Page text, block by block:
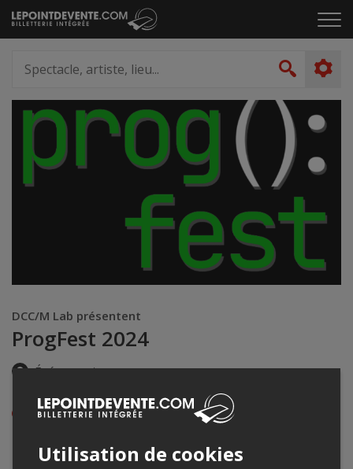
Passer
au
le
artiste,
lieu...
DCC/M Lab présentent
ProgFest 2024
Événement en personne
Afficher les heures de l'événement
Pavillon Alexandre-Vachon (Université Laval)
1045 Av. de la Médecine ,Québec,QC,Canada
Utilisation de cookies